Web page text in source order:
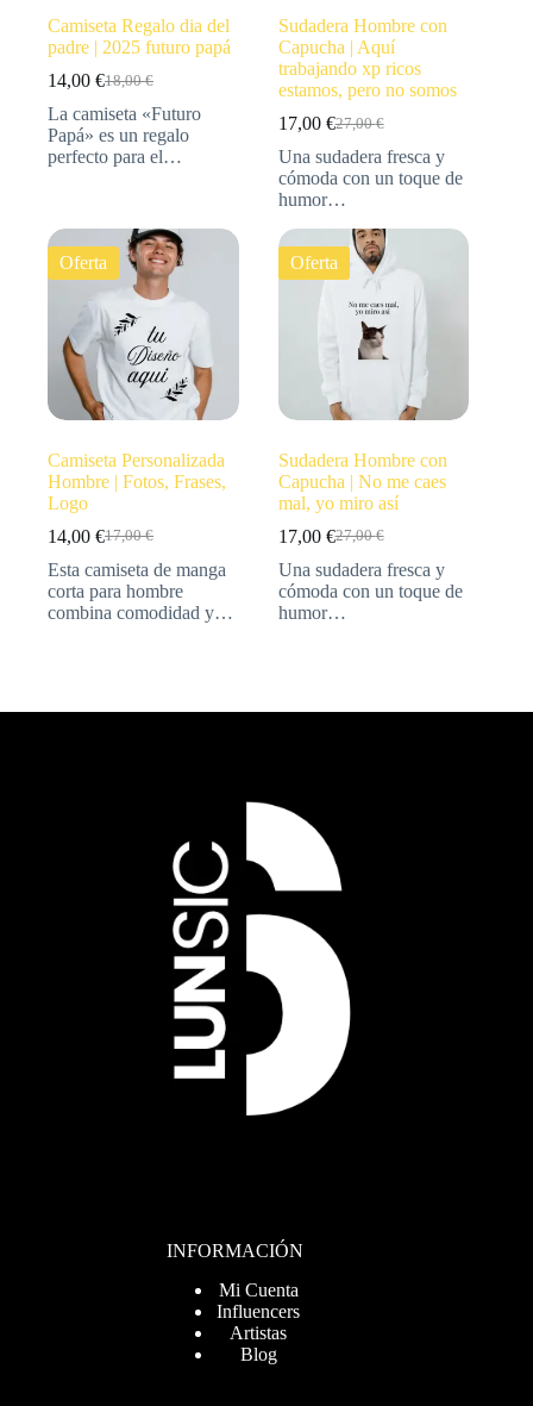
Camiseta Regalo dia del
padre | 2025 futuro papá
18,00€
14,00 €
La camiseta «Futuro
Papá» es un regalo
perfecto para el…
Sudadera Hombre con
Capucha | Aquí
trabajando xp ricos
estamos, pero no somos
27,00€
17,00 €
Una sudadera fresca y
cómoda con un toque de
humor…
Oferta
Camiseta Personalizada
Hombre | Fotos, Frases,
Logo
17,00€
14,00 €
Esta camiseta de manga
corta para hombre
combina comodidad y…
Oferta
Sudadera Hombre con
Capucha | No me caes
mal, yo miro así
27,00€
17,00 €
Una sudadera fresca y
cómoda con un toque de
humor…
INFORMACIÓN
Mi Cuenta
Influencers
Artistas
Blog